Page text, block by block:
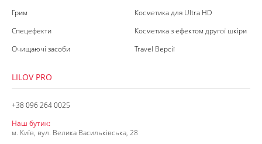
Грим
Спецефекти
Очищаючі засоби
Косметика для Ultra HD
Косметика з ефектом другої шкіри
Travel Версії
LILOV PRO
+38 096 264 0025
Наш бутик:
м. Київ, вул. Велика Васильківська, 28